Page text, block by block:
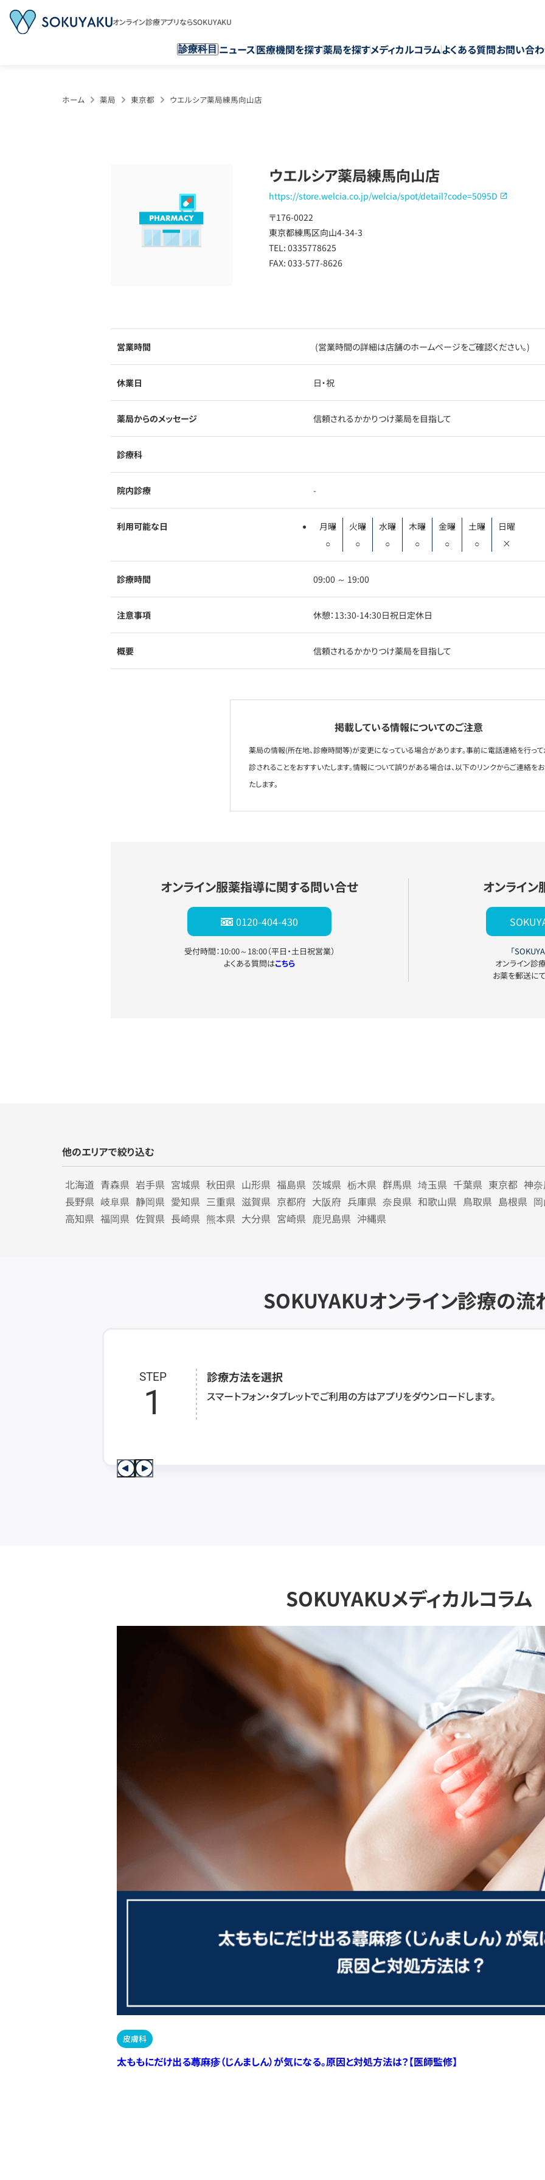
オンライン診療アプリならSOKUYAKU
診療科目 ニュース医療機関を探す薬局を探すメディカルコラムよくある質問お問い合
ホーム 薬局 東京都 ウエルシア薬局練馬向山店
ウエルシア薬局練馬向山店
https://store.welcia.co.jp/welcia/spot/detail?code=5095D
〒176-0022
東京都練馬区向山4-34-3
TEL: 0335778625
FAX: 033-577-8626
営業時間 (営業時間の詳細は店舗のホームページをご確認ください。)
休業日 日・祝
薬局からのメッセージ 信頼されるかかりつけ薬局を目指して
診療科
院内診療 -
利用可能な日
月曜
○
火曜
○
水曜
○
木曜
○
金曜
○
土曜
○
日曜
×
診療時間 09:00 ～ 19:00
注意事項 休憩：13:30-14:30日祝日定休日
概要 信頼されるかかりつけ薬局を目指して
掲載している情報についてのご注意
薬局の情報(所在地、診療時間等)が変更になっている場合があります。事前に電話連絡を行っ
診されることをおすすいたします。情報について誤りがある場合は、以下のリンクからご連絡を
たします。
オンライン服薬指導に関する問い合せ
0120-404-430
受付時間：10:00～18:00（平日・土日祝営業）
よくある質問はこちら
オンライ
「
オンライン診
お薬を郵送に
他のエリアで絞り込む
北海道 青森県 岩手県 宮城県 秋田県 山形県 福島県 茨城県 栃木県 群馬県 埼玉県 千葉県 東京都 神
長野県 岐阜県 静岡県 愛知県 三重県 滋賀県 京都府 大阪府 兵庫県 奈良県 和歌山県 鳥取県 島根県
高知県 福岡県 佐賀県 長崎県 熊本県 大分県 宮崎県 鹿児島県 沖縄県
SOKUYAKUオンライン診療の流
STEP
1
診療方法を選択
スマートフォン・タブレットでご利用の方はアプリをダウンロードします。
SOKUYAKUメディカルコラム
皮膚科
太ももにだけ出る蕁麻疹（じんましん）が気になる。原因と対処方法は？【医師監修】